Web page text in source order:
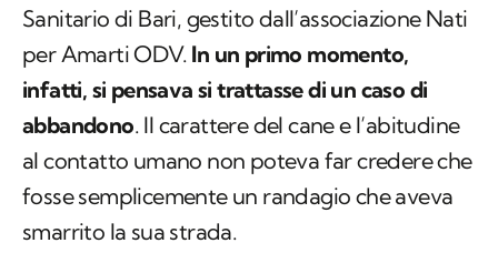
Sanitario di Bari, gestito dall’associazione Nati
per Amarti ODV. In un primo momento,
infatti, si pensava si trattasse di un caso di
abbandono. Il carattere del cane e l’abitudine
al contatto umano non poteva far credere che
fosse semplicemente un randagio che aveva
smarrito la sua strada.